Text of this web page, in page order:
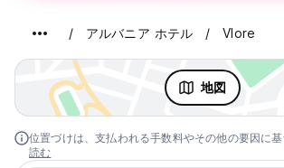
アルバニア ホテル Vlore
地図
位置づけは、支払われる手数料やその他の要因に基
読む